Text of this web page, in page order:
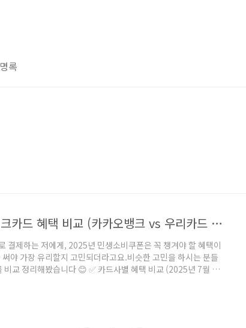
록
2025 민생소비쿠폰 체크카드 혜택 비교 (카카오뱅크 vs 우리카드 vs 토스)
결제하는 저에게, 2025년 민생소비쿠폰은 꼭 챙겨야 할 혜택이
야 가장 유리할지 고민되더라고요.비슷한 고민을 하시는 분들
비교 정리해봤습니다 😊 ✅ 카드사별 혜택 비교 (2025년 7월 기
편 신청기본 캐시백/적립평일 0.2%, 주말 0.4%업종별 최대